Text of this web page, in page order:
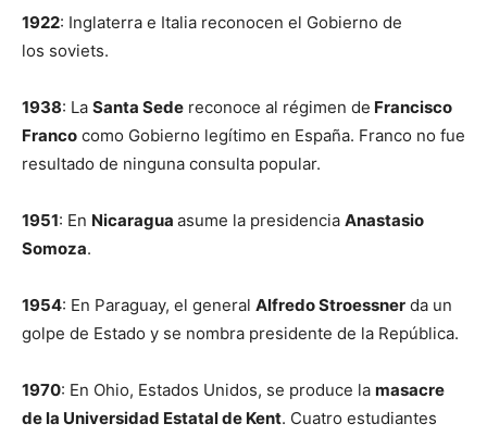
1922: Inglaterra e Italia reconocen el Gobierno de
los soviets.
1938: La Santa Sede reconoce al régimen de Francisco
Franco como Gobierno legítimo en España. Franco no fue
resultado de ninguna consulta popular.
1951: En Nicaragua asume la presidencia Anastasio
Somoza.
1954: En Paraguay, el general Alfredo Stroessner da un
golpe de Estado y se nombra presidente de la República.
1970: En Ohio, Estados Unidos, se produce la masacre
de la Universidad Estatal de Kent. Cuatro estudiantes